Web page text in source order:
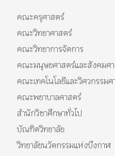
คณะครุศาสตร์
คณะวิทยาศาสตร์
คณะวิทยาการจัดการ
คณะมนุษยศาสตร์และสังคมศ
คณะเทคโนโลยีและวิศวกรรมศ
คณะพยาบาลศาสตร์
สำนักวิชาศึกษาทั่วไป
บัณฑิตวิทยาลัย
วิทยาลัยนวัตกรรมแห่งบึงกาฬ